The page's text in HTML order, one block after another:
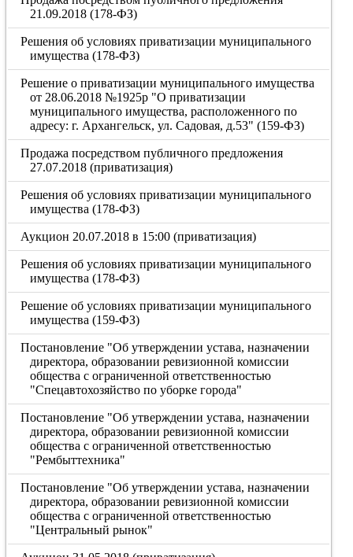
21.09.2018 (178-ФЗ)
Решения об условиях приватизации муниципального
имущества (178-ФЗ)
Решение о приватизации муниципального имущества
от 28.06.2018 №1925р "О приватизации
муниципального имущества, расположенного по
адресу: г. Архангельск, ул. Садовая, д.53" (159-ФЗ)
Продажа посредством публичного предложения
27.07.2018 (приватизация)
Решения об условиях приватизации муниципального
имущества (178-ФЗ)
Аукцион 20.07.2018 в 15:00 (приватизация)
Решения об условиях приватизации муниципального
имущества (178-ФЗ)
Решение об условиях приватизации муниципального
имущества (159-ФЗ)
Постановление "Об утверждении устава, назначении
директора, образовании ревизионной комиссии
общества с ограниченной ответственностью
"Спецавтохозяйство по уборке города"
Постановление "Об утверждении устава, назначении
директора, образовании ревизионной комиссии
общества с ограниченной ответственностью
"Рембыттехника"
Постановление "Об утверждении устава, назначении
директора, образовании ревизионной комиссии
общества с ограниченной ответственностью
"Центральный рынок"